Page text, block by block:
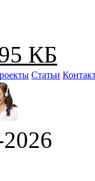
КБ
Статьи